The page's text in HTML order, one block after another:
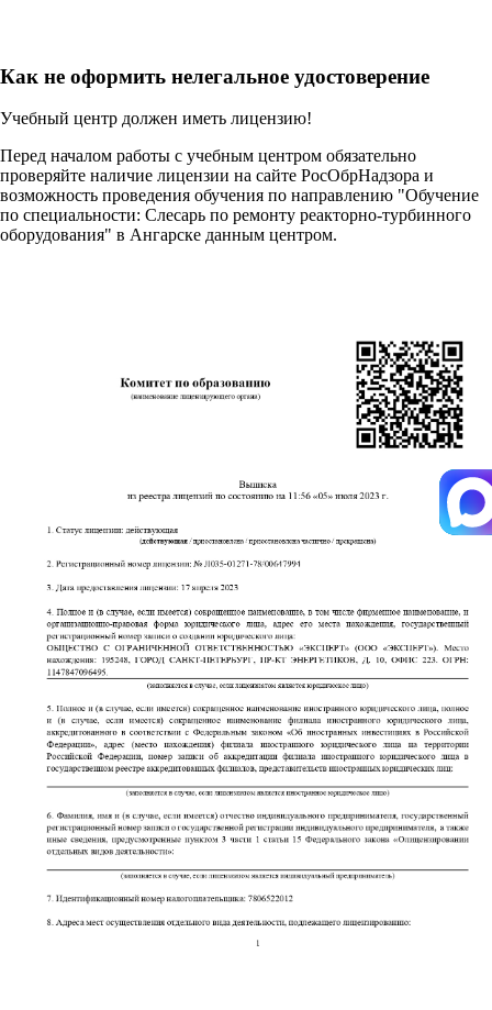
Как не оформить нелегальное удостоверение
Учебный центр должен иметь лицензию!
Перед началом работы с учебным центром обязательно
проверяйте наличие лицензии на сайте РосОбрНадзора и
возможность проведения обучения по направлению "Обучение
по специальности: Слесарь по ремонту реакторно-турбинного
оборудования" в Ангарске данным центром.